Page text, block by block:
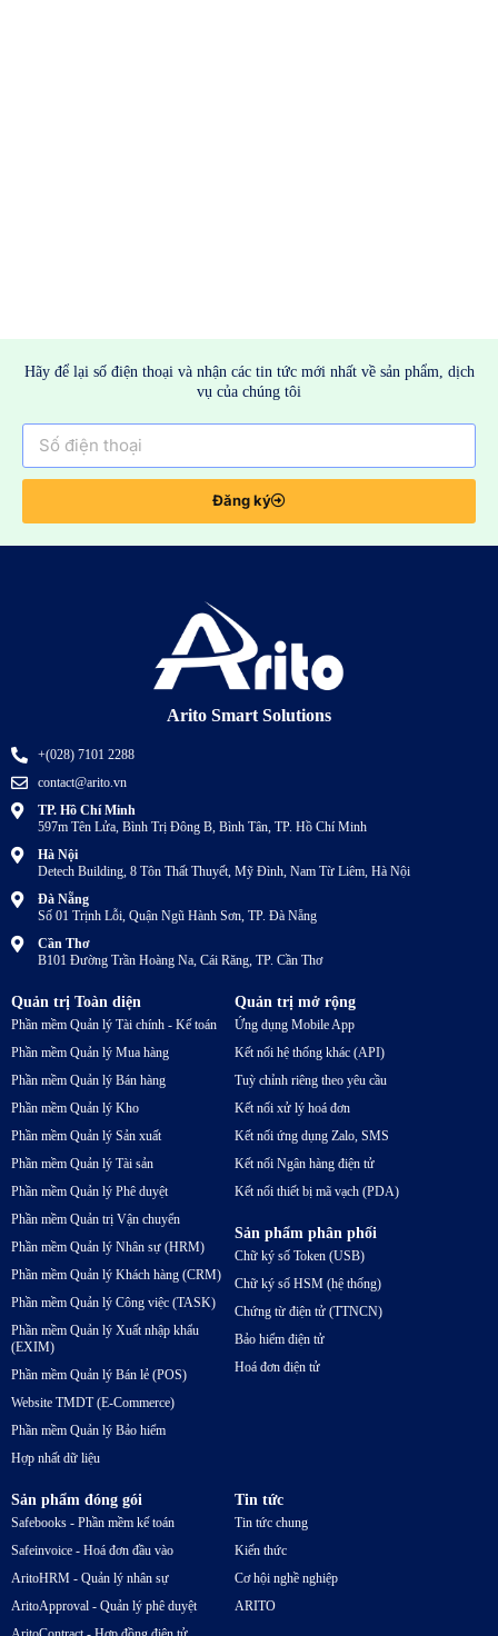
Hãy để lại số điện thoại và nhận các tin tức mới nhất về sản phẩm, dịch
vụ của chúng tôi
Đăng ký
Arito Smart Solutions
+(028) 7101 2288
contact@arito.vn
TP. Hồ Chí Minh
597m Tên Lửa, Bình Trị Đông B, Bình Tân, TP. Hồ Chí Minh
Hà Nội
Detech Building, 8 Tôn Thất Thuyết, Mỹ Đình, Nam Từ Liêm, Hà Nội
Đà Nẵng
Số 01 Trịnh Lỗi, Quận Ngũ Hành Sơn, TP. Đà Nẵng
Cần Thơ
B101 Đường Trần Hoàng Na, Cái Răng, TP. Cần Thơ
Quản trị Toàn diện
Phần mềm Quản lý Tài chính - Kế toán
Phần mềm Quản lý Mua hàng
Phần mềm Quản lý Bán hàng
Phần mềm Quản lý Kho
Phần mềm Quản lý Sản xuất
Phần mềm Quản lý Tài sản
Phần mềm Quản lý Phê duyệt
Phần mềm Quản trị Vận chuyển
Phần mềm Quản lý Nhân sự (HRM)
Phần mềm Quản lý Khách hàng (CRM)
Phần mềm Quản lý Công việc (TASK)
Phần mềm Quản lý Xuất nhập khẩu
(EXIM)
Phần mềm Quản lý Bán lẻ (POS)
Website TMDT (E-Commerce)
Phần mềm Quản lý Bảo hiểm
Hợp nhất dữ liệu
Quản trị mở rộng
Ứng dụng Mobile App
Kết nối hệ thống khác (API)
Tuỳ chỉnh riêng theo yêu cầu
Kết nối xử lý hoá đơn
Kết nối ứng dụng Zalo, SMS
Kết nối Ngân hàng điện tử
Kết nối thiết bị mã vạch (PDA)
Sản phẩm phân phối
Chữ ký số Token (USB)
Chữ ký số HSM (hệ thống)
Chứng từ điện tử (TTNCN)
Bảo hiểm điện tử
Hoá đơn điện tử
Sản phẩm đóng gói
Safebooks - Phần mềm kế toán
Safeinvoice - Hoá đơn đầu vào
AritoHRM - Quản lý nhân sự
AritoApproval - Quản lý phê duyệt
Tin tức
Tin tức chung
Kiến thức
Cơ hội nghề nghiệp
ARITO